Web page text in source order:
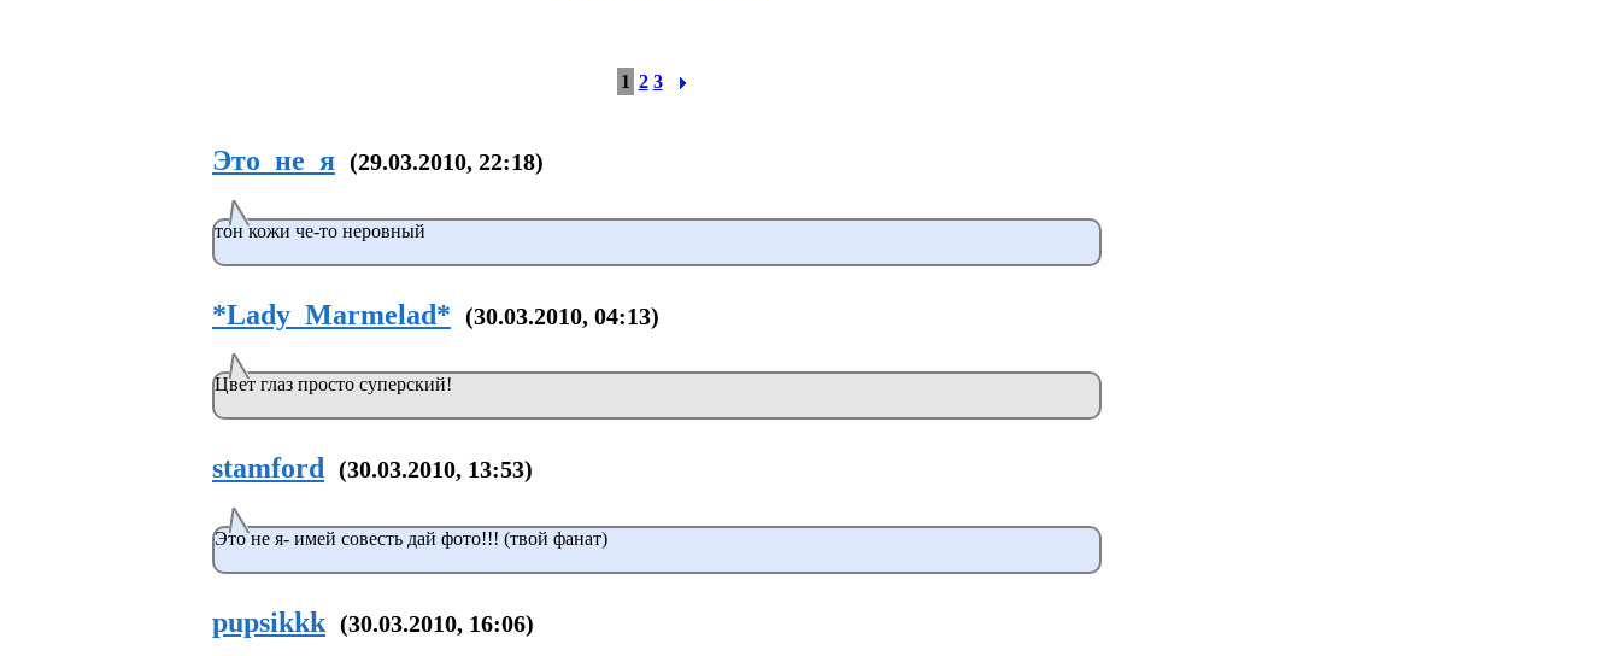
1 2 3
Это_не_я (29.03.2010, 22:18)
тон кожи че-то неровный
*Lady_Marmelad* (30.03.2010, 04:13)
Цвет глаз просто суперский!
stamford (30.03.2010, 13:53)
Это не я- имей совесть дай фото!!! (твой фанат)
pupsikkk (30.03.2010, 16:06)